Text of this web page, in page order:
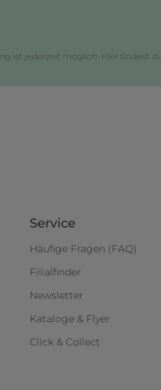
ist jederzeit möglich. Hier findest
Service
Häufige Fragen (FAQ)
Filialfinder
Newsletter
Kataloge & Flyer
Click & Collect